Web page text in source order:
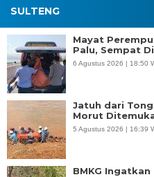
SULTENG
Mayat
Palu, Sempat
6 Agustus 2026 | 18:50
Jatuh dari
Morut
5 Agustus 2026 | 16:39
BMKG